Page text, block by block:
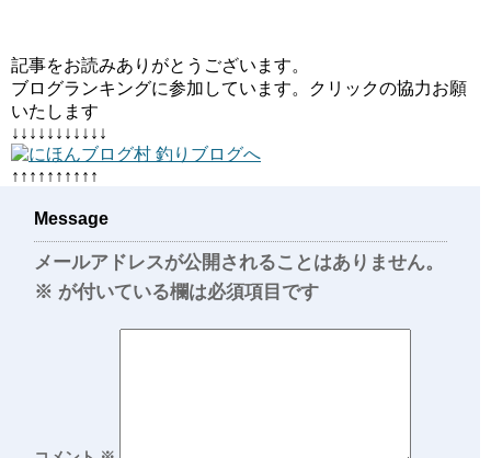
記事をお読みありがとうございます。
ブログランキングに参加しています。クリックの協力お願
いたします
↓↓↓↓↓↓↓↓↓↓↓
↑↑↑↑↑↑↑↑↑↑
Message
メールアドレスが公開されることはありません。
※ が付いている欄は必須項目です